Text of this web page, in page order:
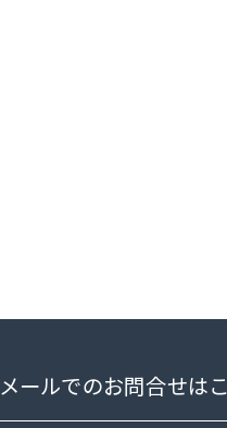
メールでのお問合せは